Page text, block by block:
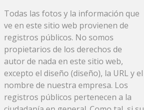
Todas las fotos y la información que
ve en este sitio web provienen de
registros públicos. No somos
propietarios de los derechos de
autor de nada en este sitio web,
excepto el diseño (diseño), la URL y el
nombre de nuestra empresa. Los
registros públicos pertenecen a la